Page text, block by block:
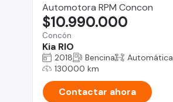
Automotora RPM Concon
Concón
Kia RIO
$10.990.000
2018 Bencina
Automática
130000 km
Contactar ahora